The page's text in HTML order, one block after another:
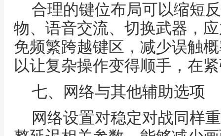
合理的键位布局可以缩短
物、语音交流、切换武器，
免频繁跨越键区，减少误触
以让复杂操作变得顺手，在
七、网络与其他辅助选项
网络设置对稳定对战同样